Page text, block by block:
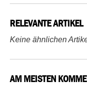
RELEVANTE ARTIKEL
Keine ähnlichen
AM MEISTEN